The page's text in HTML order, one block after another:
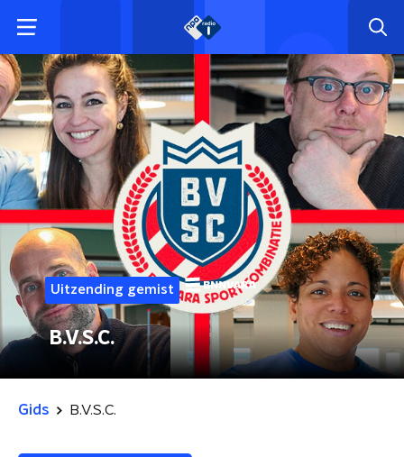
Uitzending gemist
B.V.S.C.
Gids B.V.S.C.